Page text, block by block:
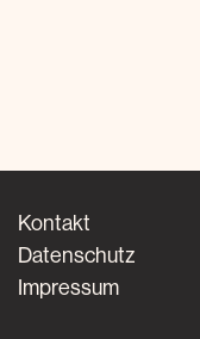
Kontakt
Datenschutz
Impressum